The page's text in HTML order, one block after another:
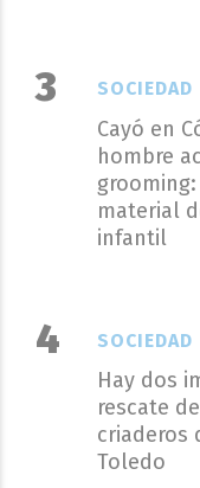
Cayó en
hombre
material
infantil
SOCIEDAD
Hay dos
rescate
criaderos
Toledo
SOCIEDAD